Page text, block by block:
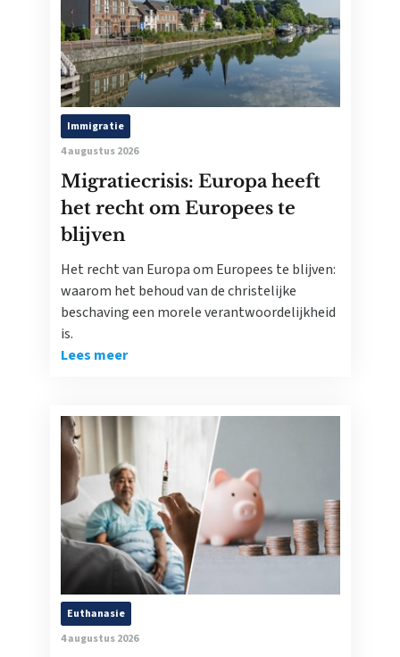
Immigratie
4 augustus 2026
Migratiecrisis: Europa heeft
het recht om Europees te
blijven
Het recht van Europa om Europees te blijven:
waarom het behoud van de christelijke
beschaving een morele verantwoordelijkheid
is.
Lees meer
Euthanasie
4 augustus 2026